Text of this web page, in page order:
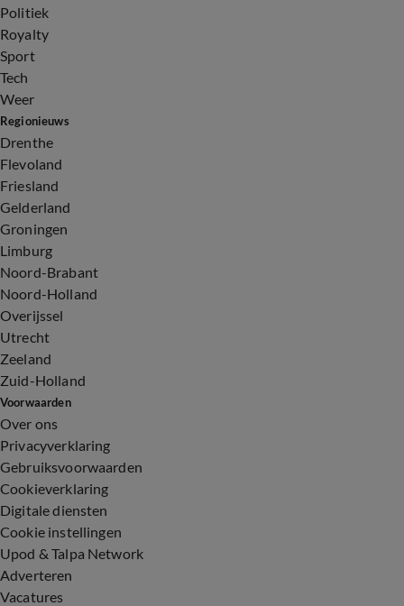
Politiek
Royalty
Sport
Tech
Weer
Regionieuws
Drenthe
Flevoland
Friesland
Gelderland
Groningen
Limburg
Noord-Brabant
Noord-Holland
Overijssel
Utrecht
Zeeland
Zuid-Holland
Voorwaarden
Over ons
Privacyverklaring
Gebruiksvoorwaarden
Cookieverklaring
Digitale diensten
Cookie instellingen
Upod & Talpa Network
Adverteren
Vacatures